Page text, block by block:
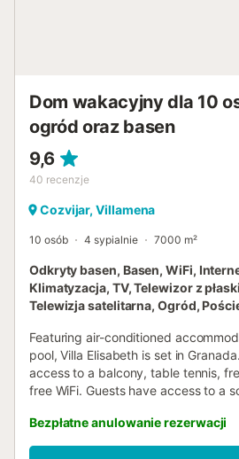
Dom wakacyjny dla 10
ogród oraz basen
9,6
40 recenzje
Cozvijar, Villamena
10 osób 4 sypialnie 7000 m²
Odkryty basen, Basen, WiFi,
Klimatyzacja, TV, Telewizor z
Telewizja satelitarna, Ogród,
Featuring air-conditioned
pool, Villa Elisabeth is set in
access to a balcony, table tennis,
free WiFi. Guests have access to a
Bezpłatne anulowanie rezerwacji